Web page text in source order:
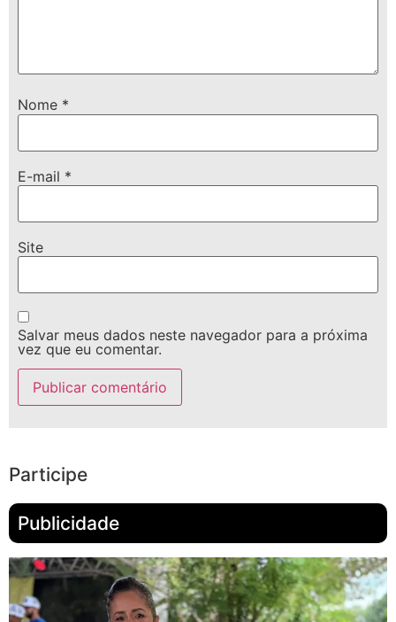
Nome *
E-mail *
Site
Salvar meus dados neste navegador para a próxima
vez que eu comentar.
Participe
Publicidade